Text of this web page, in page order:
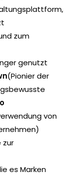
zum
genutzt
(Pionier der
von
zur
es Marken